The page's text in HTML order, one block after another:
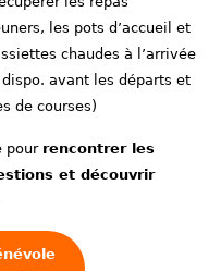
les pots d’accueil et
chaudes à l’arrivée
avant les départs et
de courses)
pour rencontrer les
et découvrir